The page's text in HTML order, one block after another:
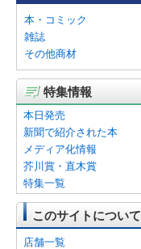
本・コミック
雑誌
その他商材
特集情報
本日発売
新聞で紹介された本
メディア化情報
芥川賞・直木賞
特集一覧
このサイトについて
店舗一覧